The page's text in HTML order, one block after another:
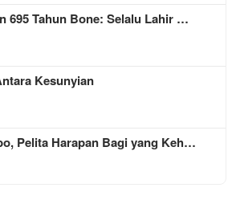
695 Tahun Bone: Selalu Lahir …
Kesunyian
Pelita Harapan Bagi yang Keh…